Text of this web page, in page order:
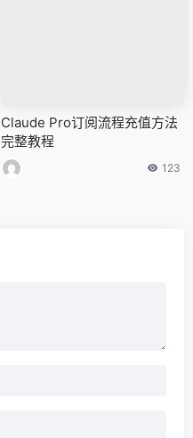
Claude Pro订阅流程充值方法
完整教程
123